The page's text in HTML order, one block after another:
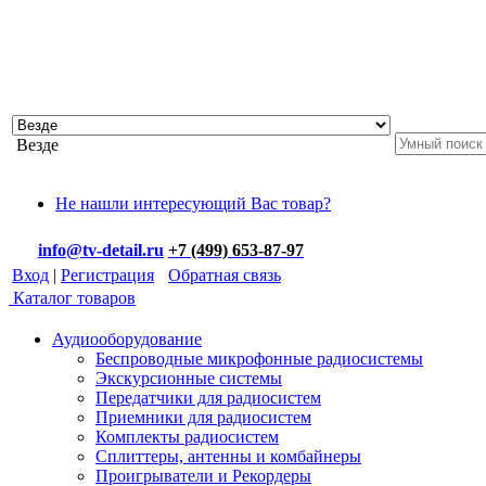
Везде
Не нашли интересующий Вас товар?
info@tv-detail.ru +7 (499) 653-87-97
Вход | Регистрация
Обратная связь
Каталог товаров
Аудиооборудование
Беспроводные микрофонные радиосистемы
Экскурсионные системы
Передатчики для радиосистем
Приемники для радиосистем
Комплекты радиосистем
Сплиттеры, антенны и комбайнеры
Проигрыватели и Рекордеры